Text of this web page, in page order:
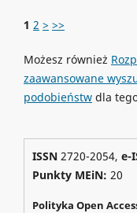
1 2 > >>
Możesz również
zaawansowane
podobieństwdla
ISSN2720-2054, e-
Punkty MEiN: 20
Polityka Open